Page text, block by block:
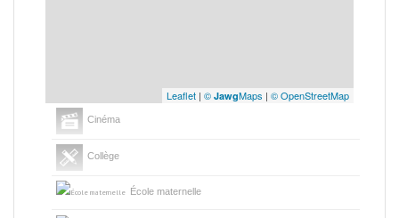
Leaflet | © JawgMaps | © OpenStreetMap
Cinéma
Collège
École maternelle